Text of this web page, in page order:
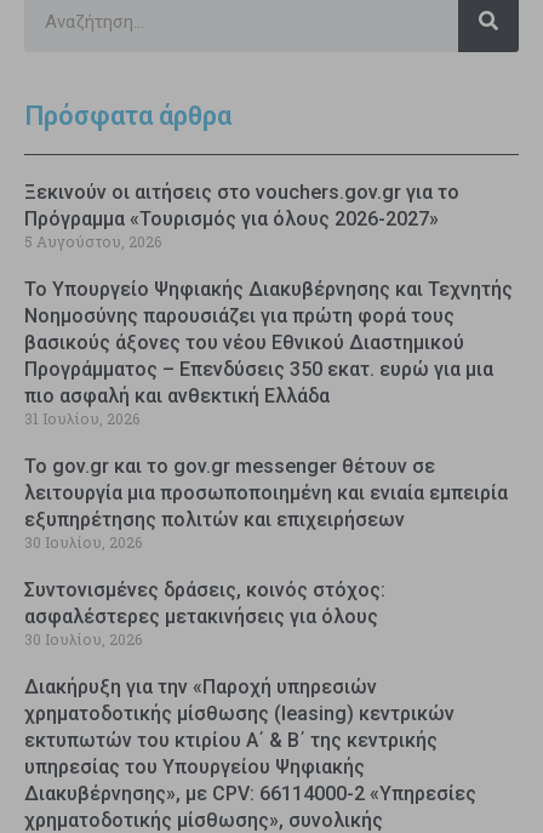
Πρόσφατα άρθρα
Ξεκινούν οι αιτήσεις στο vouchers.gov.gr για το
Πρόγραμμα «Τουρισμός για όλους 2026-2027»
5 Αυγούστου, 2026
Το Υπουργείο Ψηφιακής Διακυβέρνησης και Τεχνητής
Νοημοσύνης παρουσιάζει για πρώτη φορά τους
βασικούς άξονες του νέου Εθνικού Διαστημικού
Προγράμματος – Επενδύσεις 350 εκατ. ευρώ για μια
πιο ασφαλή και ανθεκτική Ελλάδα
31 Ιουλίου, 2026
Το gov.gr και το gov.gr messenger θέτουν σε
λειτουργία μια προσωποποιημένη και ενιαία εμπειρία
εξυπηρέτησης πολιτών και επιχειρήσεων
30 Ιουλίου, 2026
Συντονισμένες δράσεις, κοινός στόχος:
ασφαλέστερες μετακινήσεις για όλους
30 Ιουλίου, 2026
Διακήρυξη για την «Παροχή υπηρεσιών
χρηματοδοτικής μίσθωσης (leasing) κεντρικών
εκτυπωτών του κτιρίου Α΄ & Β΄ της κεντρικής
υπηρεσίας του Υπουργείου Ψηφιακής
Διακυβέρνησης», με CPV: 66114000-2 «Υπηρεσίες
χρηματοδοτικής μίσθωσης», συνολικής